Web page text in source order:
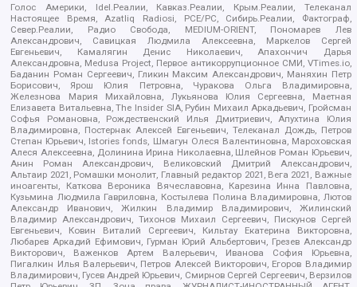
Голос Америки, Idel.Реалии, Кавказ.Реалии, Крым.Реалии, Телеканал
Настоящее Время, Azatliq Radiosi, PCE/PC, Сибирь.Реалии, Фактограф,
Север.Реалии, Радио Свобода, MEDIUM-ORIENT, Пономарев Лев
Александрович, Савицкая Людмила Алексеевна, Маркелов Сергей
Евгеньевич, Камалягин Денис Николаевич, Апахончич Дарья
Александровна, Medusa Project, Первое антикоррупционное СМИ, VTimes.io,
Баданин Роман Сергеевич, Гликин Максим Александрович, Маняхин Петр
Борисович, Ярош Юлия Петровна, Чуракова Ольга Владимировна,
Железнова Мария Михайловна, Лукьянова Юлия Сергеевна, Маетная
Елизавета Витальевна, The Insider SIA, Рубин Михаил Аркадьевич, Гройсман
Софья Романовна, Рождественский Илья Дмитриевич, Апухтина Юлия
Владимировна, Постернак Алексей Евгеньевич, Телеканал Дождь, Петров
Степан Юрьевич, Istories fonds, Шмагун Олеся Валентиновна, Мароховская
Алеся Алексеевна, Долинина Ирина Николаевна, Шлейнов Роман Юрьевич,
Анин Роман Александрович, Великовский Дмитрий Александрович,
Альтаир 2021, Ромашки монолит, Главный редактор 2021, Вега 2021, Важные
иноагенты, Каткова Вероника Вячеславовна, Карезина Инна Павловна,
Кузьмина Людмила Гавриловна, Костылева Полина Владимировна, Лютов
Александр Иванович, Жилкин Владимир Владимирович, Жилинский
Владимир Александрович, Тихонов Михаил Сергеевич, Пискунов Сергей
Евгеньевич, Ковин Виталий Сергеевич, Кильтау Екатерина Викторовна,
Любарев Аркадий Ефимович, Гурман Юрий Альбертович, Грезев Александр
Викторович, Важенков Артем Валерьевич, Иванова София Юрьевна,
Пигалкин Илья Валерьевич, Петров Алексей Викторович, Егоров Владимир
Владимирович, Гусев Андрей Юрьевич, Смирнов Сергей Сергеевич, Верзилов